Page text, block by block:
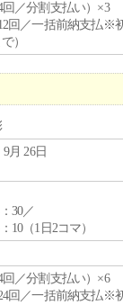
回／分割支払い）×3
回／一括前納支払※
）
月 26日
30／
10（1日2コマ）
回／分割支払い）×6
回／一括前納支払※